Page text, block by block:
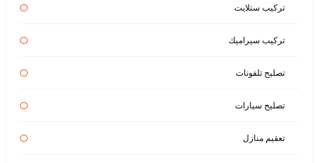
تركيب ستلايت
تركيب سيراميك
تصليح تلفونات
تصليح سيارات
تعقيم منازل